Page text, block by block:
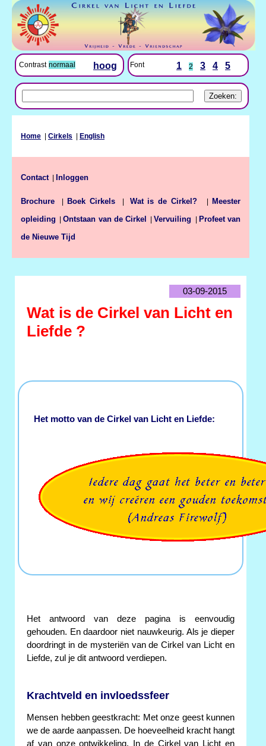
Contrast normaal hoog Font 1 2 3 4 5
Home Cirkels English
Contact| Inloggen
Brochure Boek Cirkels| Wat is de Cirkel?
Meester
opleiding |Ontstaan van de Cirkel |Vervuiling
Profeet van
de Nieuwe Tijd
03-09-2015
Wat is de Cirkel van Licht en
Liefde ?
Het motto van de Cirkel van Licht en Liefde:
Het antwoord van deze pagina is eenvoudig
gehouden. En daardoor niet nauwkeurig. Als je dieper
doordringt in de mysteriën van de Cirkel van Licht en
Liefde, zul je dit antwoord verdiepen.
Krachtveld en invloedssfeer
Mensen hebben geestkracht: Met onze geest kunnen
we de aarde aanpassen. De hoeveelheid kracht hangt
af van onze ontwikkeling. In de Cirkel van Licht en